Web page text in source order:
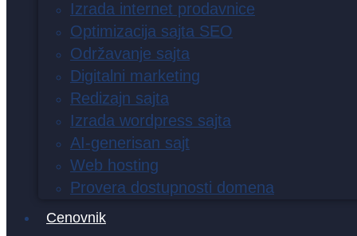
Izrada internet prodavnice
Optimizacija sajta SEO
Održavanje sajta
Digitalni marketing
Redizajn sajta
Izrada wordpress sajta
AI-generisan sajt
Web hosting
Provera dostupnosti domena
Cenovnik